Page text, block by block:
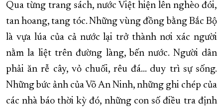
Qua từng trang sách, nước Việt hiện lên nghèo đói,
tan hoang, tang tóc. Những vùng đồng bằng Bắc Bộ
là vựa lúa của cả nước lại trở thành nơi xác người
nằm la liệt trên đường làng, bến nước. Người dân
phải ăn rễ cây, vỏ chuối, rêu đá… duy trì sự sống.
Những bức ảnh của Võ An Ninh, những ghi chép của
các nhà báo thời kỳ đó, những con số điều tra định